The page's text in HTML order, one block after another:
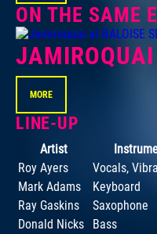
ON THE SAME
JAMIROQUAI
MORE
LINE-UP
Artist
Roy Ayers
Vocals,
Mark Adams
Keyboard
Ray Gaskins
Saxophone
Donald Nicks
Bass